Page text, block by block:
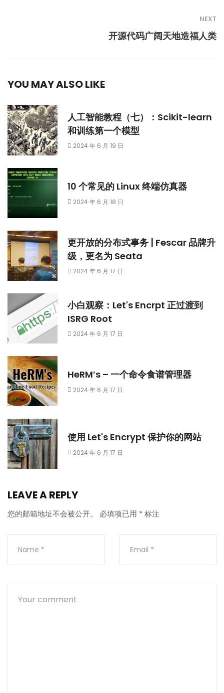
NEXT
开源代码广阔天地造福人类
YOU MAY ALSO LIKE
人工智能教程（七）：Scikit-learn
和训练第一个模型
2024 年 6 月 19 日
10 个常见的 Linux 终端仿真器
2024 年 6 月 18 日
更开放的分布式事务 | Fescar 品牌升
级，更名为 Seata
2024 年 6 月 17 日
小白观察：Let's Encrpt 正过渡到
ISRG Root
2024 年 6 月 17 日
HeRM’s – 一个命令食谱管理器
2024 年 6 月 17 日
使用 Let's Encrypt 保护你的网站
2024 年 6 月 17 日
LEAVE A REPLY
您的邮箱地址不会被公开。 必填项已用 * 标注